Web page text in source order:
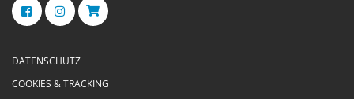
DATENSCHUTZ
COOKIES & TRACKING